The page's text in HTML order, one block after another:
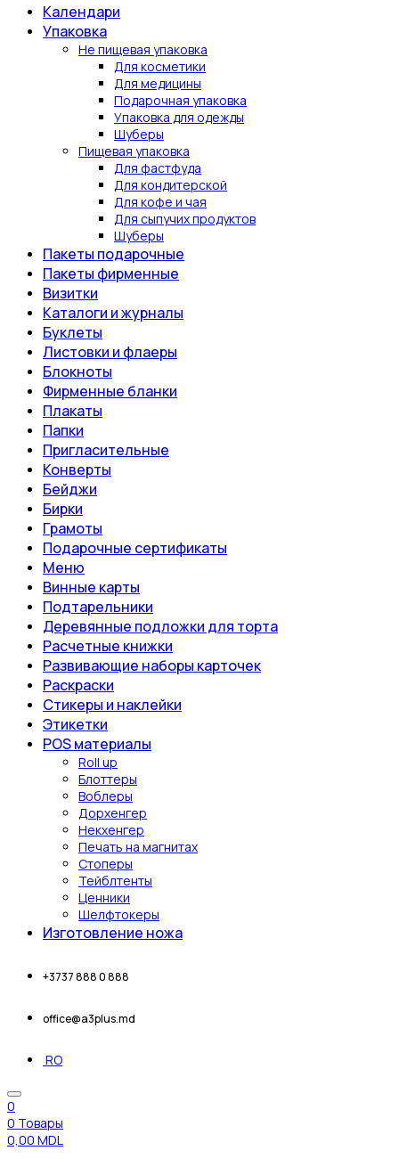
Календари
Упаковка
Не пищевая упаковка
Для косметики
Для медицины
Подарочная упаковка
Упаковка для одежды
Шуберы
Пищевая упаковка
Для фастфуда
Для кондитерской
Для кофе и чая
Для сыпучих продуктов
Шуберы
Пакеты подарочные
Пакеты фирменные
Визитки
Каталоги и журналы
Буклеты
Листовки и флаеры
Блокноты
Фирменные бланки
Плакаты
Папки
Пригласительные
Конверты
Бейджи
Бирки
Грамоты
Подарочные сертификаты
Меню
Винные карты
Подтарельники
Деревянные подложки для торта
Расчетные книжки
Развивающие наборы карточек
Раскраски
Стикеры и наклейки
Этикетки
POS материалы
Roll up
Блоттеры
Воблеры
Дорхенгер
Некхенгер
Печать на магнитах
Стоперы
Тейблтенты
Ценники
Шелфтокеры
Изготовление ножа
+3737 888 0 888
office@a3plus.md
RO
0
0 Товары
0,00 MDL